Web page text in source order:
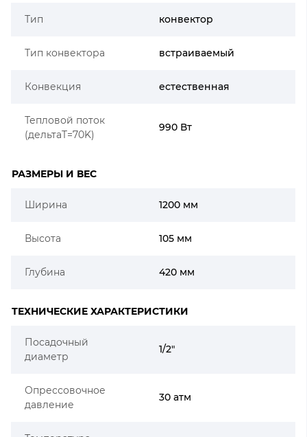
Тип конвектор
Тип конвектора встраиваемый
Конвекция естественная
Тепловой поток
(дельтаT=70K)
990 Вт
РАЗМЕРЫ И ВЕС
Ширина 1200 мм
Высота 105 мм
Глубина 420 мм
ТЕХНИЧЕСКИЕ ХАРАКТЕРИСТИКИ
Посадочный
диаметр
1/2"
Опрессовочное
давление
30 атм